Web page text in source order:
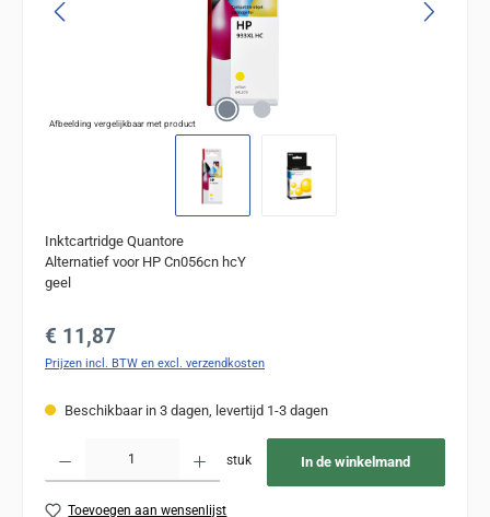
Afbeelding vergelijkbaar met product
Inktcartridge Quantore
Alternatief voor HP Cn056cn hcY
geel
Normale prijs:
€ 11,87
Prijzen incl. BTW en excl. verzendkosten
Beschikbaar in 3 dagen, levertijd 1-3 dagen
stuk In de winkelmand
Toevoegen aan wensenlijst